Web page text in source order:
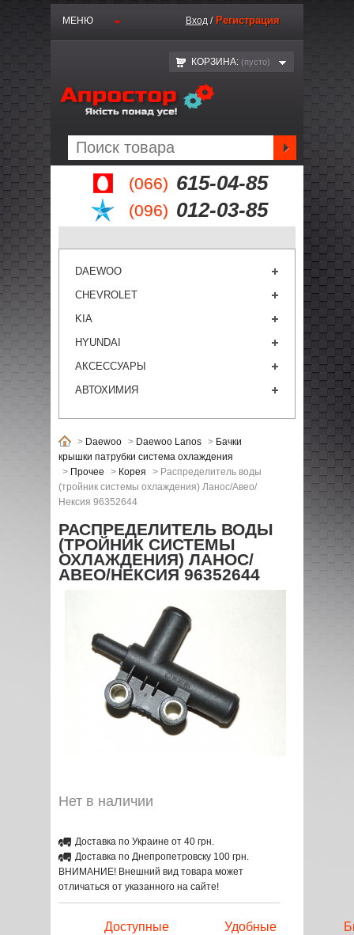
(066) 615-04-85
(096) 012-03-85
МЕНЮ Вход / Регистрация
КОРЗИНА: (пустo)
DAEWOO
CHEVROLET
KIA
HYUNDAI
АКСЕССУАРЫ
АВТОХИМИЯ
> Daewoo > Daewoo Lanos > Бачки
крышки патрубки система охлаждения
> Прочее > Корея > Распределитель воды
(тройник системы охлаждения) Ланос/Авео/
Нексия 96352644
РАСПРЕДЕЛИТЕЛЬ ВОДЫ
(ТРОЙНИК СИСТЕМЫ
ОХЛАЖДЕНИЯ) ЛАНОС/
АВЕО/НЕКСИЯ 96352644
Нет в наличии
Доставка по Украине от 40 грн.
Доставка по Днепропетровску 100 грн.
ВНИМАНИЕ! Внешний вид товара может
отличаться от указанного на сайте!
Доступные
Удобные